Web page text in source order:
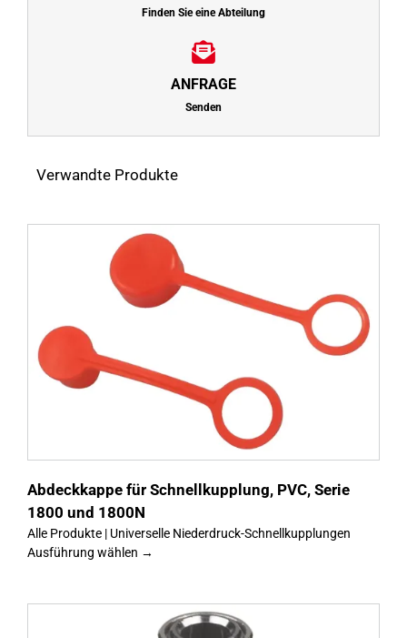
Finden Sie eine Abteilung
ANFRAGE
Senden
Verwandte Produkte
Abdeckkappe für Schnellkupplung, PVC, Serie
1800 und 1800N
Alle Produkte | Universelle Niederdruck-Schnellkupplungen
Ausführung wählen →